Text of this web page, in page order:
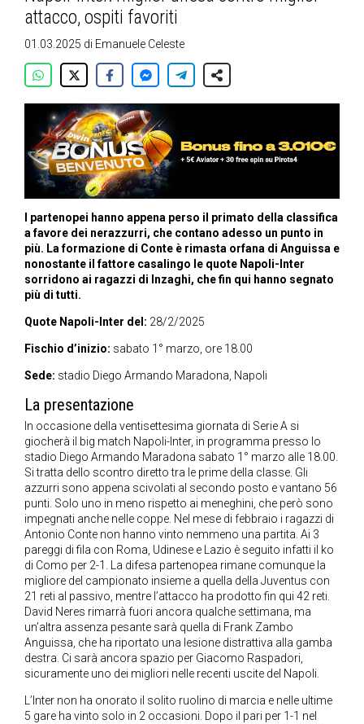
attacco, ospiti favoriti
01.03.2025 di Emanuele Celeste
I partenopei hanno appena perso il primato della classifica
a favore dei nerazzurri, che contano adesso un punto in
più. La formazione di Conte è rimasta orfana di Anguissa e
nonostante il fattore casalingo le quote Napoli-Inter
sorridono ai ragazzi di Inzaghi, che fin qui hanno segnato
più di tutti.
Quote Napoli-Inter del: 28/2/2025
Fischio d’inizio: sabato 1° marzo, ore 18.00
Sede: stadio Diego Armando Maradona, Napoli
La presentazione
In occasione della ventisettesima giornata di Serie A si
giocherà il big match Napoli-Inter, in programma presso lo
stadio Diego Armando Maradona sabato 1° marzo alle 18.00.
Si tratta dello scontro diretto tra le prime della classe. Gli
azzurri sono appena scivolati al secondo posto e vantano 56
punti. Solo uno in meno rispetto ai meneghini, che però sono
impegnati anche nelle coppe. Nel mese di febbraio i ragazzi di
Antonio Conte non hanno vinto nemmeno una partita. Ai 3
pareggi di fila con Roma, Udinese e Lazio è seguito infatti il ko
di Como per 2-1. La difesa partenopea rimane comunque la
migliore del campionato insieme a quella della Juventus con
21 reti al passivo, mentre l’attacco ha prodotto fin qui 42 reti.
David Neres rimarrà fuori ancora qualche settimana, ma
un’altra assenza pesante sarà quella di Frank Zambo
Anguissa, che ha riportato una lesione distrattiva alla gamba
destra. Ci sarà ancora spazio per Giacomo Raspadori,
sicuramente uno dei migliori nelle recenti uscite del Napoli.
L’Inter non ha onorato il solito ruolino di marcia e nelle ultime
5 gare ha vinto solo in 2 occasioni. Dopo il pari per 1-1 nel